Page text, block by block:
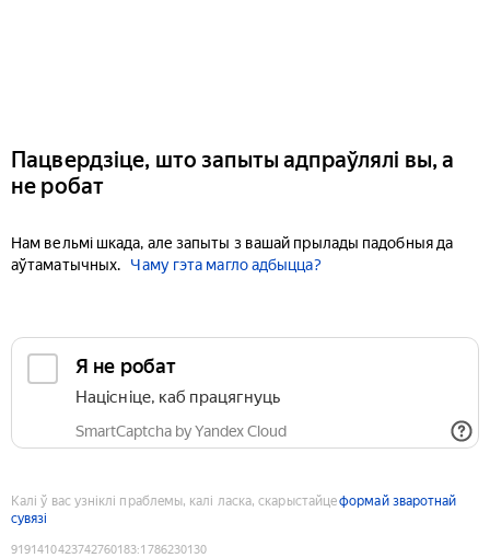
Пацвердзіце, што запыты адпраўлялі вы, а
не робат
Нам вельмі шкада, але запыты з вашай прылады падобныя да
аўтаматычных.
Чаму гэта магло адбыцца?
Я не робат
Націсніце, каб працягнуць
SmartCaptcha by Yandex Cloud
Калі ў вас узніклі праблемы, калі ласка, скарыстайцеформай зваротнай
сувязі
9191410423742760183:1786230130